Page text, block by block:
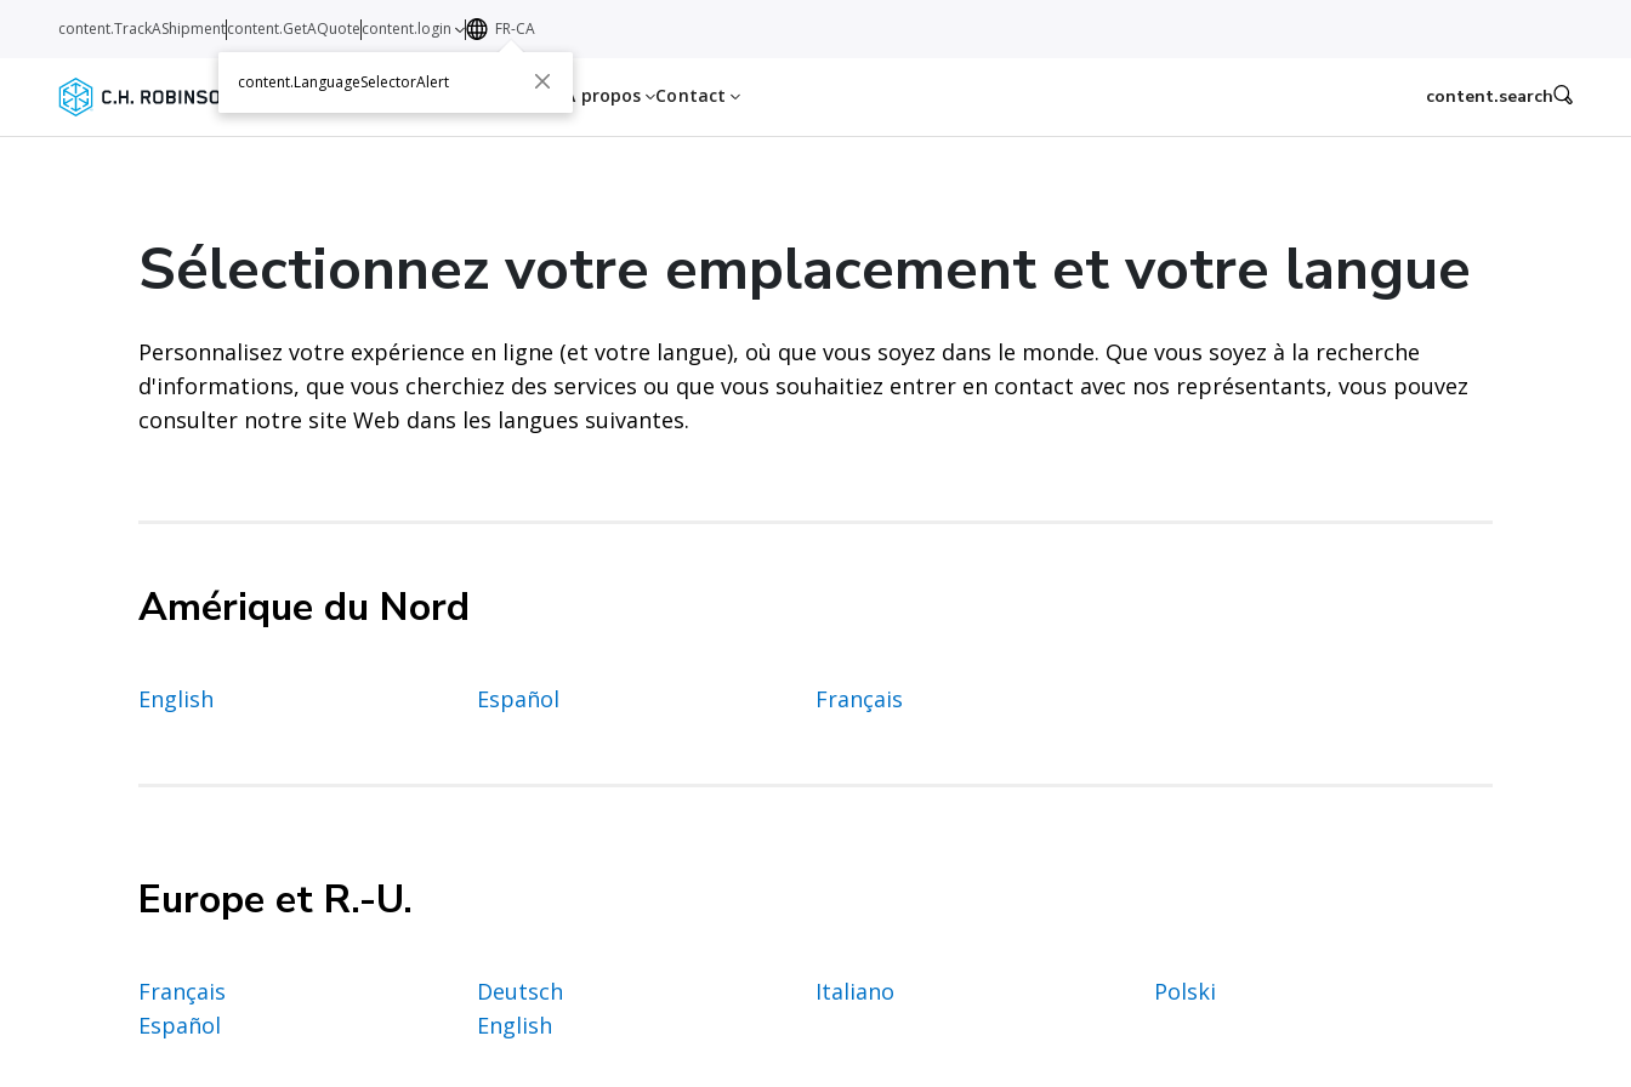
Services Transporteurs Ressources À propos Contact
content.TrackAShipmentcontent.GetAQuotecontent.login FR-CA
content.LanguageSelectorAlert
content.search
Sélectionnez votre emplacement et votre langue
Personnalisez votre expérience en ligne (et votre langue), où que vous soyez dans le monde. Que vous soyez à la recherche
d'informations, que vous cherchiez des services ou que vous souhaitiez entrer en contact avec nos représentants, vous pouvez
consulter notre site Web dans les langues suivantes.
Amérique du Nord
English Español Français
Europe et R.-U.
Français Deutsch Italiano
Polski
Español
English